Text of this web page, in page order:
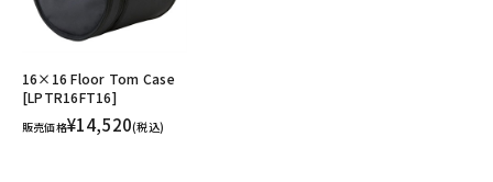
16×16 Floor Tom Case
[LPTR16FT16]
販売価格¥14,520(税込)